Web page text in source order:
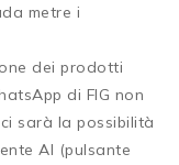
metre i
dei prodotti
di FIG non
sarà la possibilità
AI (pulsante